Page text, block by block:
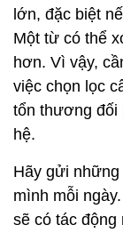
lớn, đặc biệt
Một từ có thể
hơn. Vì vậy,
việc chọn lọc
tổn thương đối
hệ.
Hãy gửi
mình mỗi
sẽ có tác